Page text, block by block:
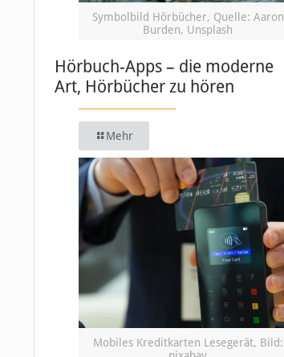
Symbolbild Hörbücher, Quelle: Aaron
Burden, Unsplash
Hörbuch-Apps – die moderne
Art, Hörbücher zu hören
Mehr
Mobiles Kreditkarten Lesegerät, Bild: